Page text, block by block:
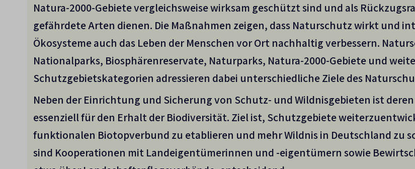
Natura-2000-Gebiete vergleichsweise wirksam geschützt sind und als
gefährdete Arten dienen. Die Maßnahmen zeigen, dass Naturschutz wirkt und
Ökosysteme auch das Leben der Menschen vor Ort nachhaltig verbessern.
Nationalparks, Biosphärenreservate, Naturparks, Natura-2000-Gebiete und
Schutzgebietskategorien adressieren dabei unterschiedliche Ziele des
Neben der Einrichtung und Sicherung von Schutz- und Wildnisgebieten ist
essenziell für den Erhalt der Biodiversität. Ziel ist, Schutzgebiete
funktionalen Biotopverbund zu etablieren und mehr Wildnis in Deutschland zu
sind Kooperationen mit Landeigentümerinnen und -eigentümern sowie